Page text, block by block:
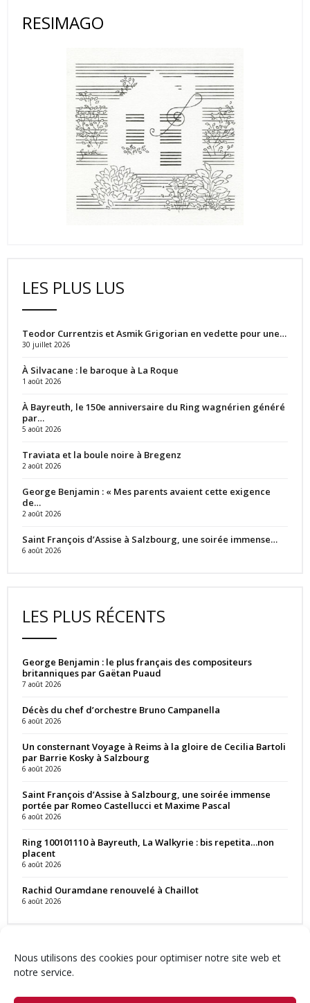
Nous utilisons des cookies pour optimiser notre site web et
notre service.
RESIMAGO
LES PLUS LUS
Teodor Currentzis et Asmik Grigorian en vedette pour une…
30 juillet 2026
À Silvacane : le baroque à La Roque
1 août 2026
À Bayreuth, le 150e anniversaire du Ring wagnérien généré
par…
5 août 2026
Traviata et la boule noire à Bregenz
2 août 2026
George Benjamin : « Mes parents avaient cette exigence
de…
2 août 2026
Saint François d’Assise à Salzbourg, une soirée immense…
6 août 2026
LES PLUS RÉCENTS
George Benjamin : le plus français des compositeurs
britanniques par Gaëtan Puaud
7 août 2026
Décès du chef d’orchestre Bruno Campanella
6 août 2026
Un consternant Voyage à Reims à la gloire de Cecilia Bartoli
par Barrie Kosky à Salzbourg
6 août 2026
Saint François d’Assise à Salzbourg, une soirée immense
portée par Romeo Castellucci et Maxime Pascal
6 août 2026
Ring 100101110 à Bayreuth, La Walkyrie : bis repetita…non
placent
6 août 2026
Rachid Ouramdane renouvelé à Chaillot
6 août 2026